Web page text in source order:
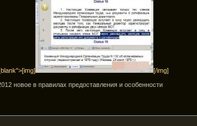
[/img]
новое в правилах предоставления и особенности